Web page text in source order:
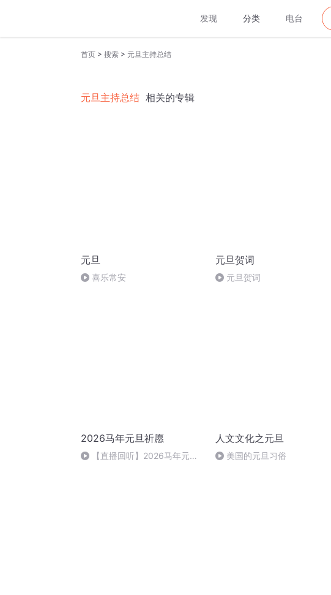
发现 分类 电台
首页 > 搜索 > 元旦主持总结
元旦主持总结 相关的专辑
元旦
喜乐常安
元旦贺词
元旦贺词
2026马年元旦祈愿
【直播回听】2026马年元旦
人文文化之元旦
美国的元旦习俗